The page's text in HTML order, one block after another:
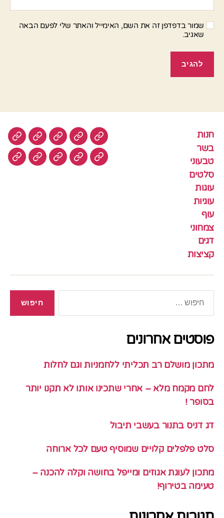
שמור בדפדפן זה את השם, האימייל והאתר שלי לפעם הבאה
שאגיב.
חנות
בשר
טבעוני
סלטים
עוגות
עוגיות
עוף
צמחוני
דגים
קציצות
חנות בשר טבעוניסלטים
עוגיותעוף צמחונידגים
פוסטים אחרונים
מתכון מושלם רב תכליתי ללחמניות וגם לחלות
לחם מקמח מלא – אחרי שתכינו אותו לא תקנו יותר
בסופר !
דג דניס בתנור בעשבי תיבול
סלט פלפלים קלויים שמוסיף טעם לכל ארוחה
מתכון לעוגת אגוזים ומייפל בחושה וקלה להכנה –
טעימה בטירוף!